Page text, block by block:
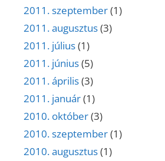
2011. szeptember(1)
2011. augusztus(3)
2011. július(1)
2011. június(5)
2011. április(3)
2011. január(1)
2010. október(3)
2010. szeptember(1)
2010. augusztus(1)